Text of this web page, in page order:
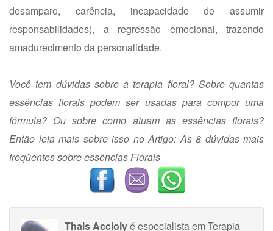
desamparo, carência, incapacidade de assumir
responsabilidades), a regressão emocional, trazendo
amadurecimento da personalidade.
Você tem dúvidas sobre a terapia floral? Sobre quantas
essências florais podem ser usadas para compor uma
fórmula? Ou sobre como atuam as essências florais?
Então leia mais sobre isso no Artigo:As 8 dúvidas mais
freqüentes sobre essências Florais
Thais Acciolyé especialista em Terapia